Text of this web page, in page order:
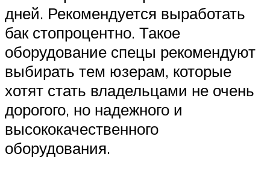
дней. Рекомендуется выработать
бак стопроцентно. Такое
оборудование спецы рекомендуют
выбирать тем юзерам, которые
хотят стать владельцами не очень
дорогого, но надежного и
высококачественного
оборудования.